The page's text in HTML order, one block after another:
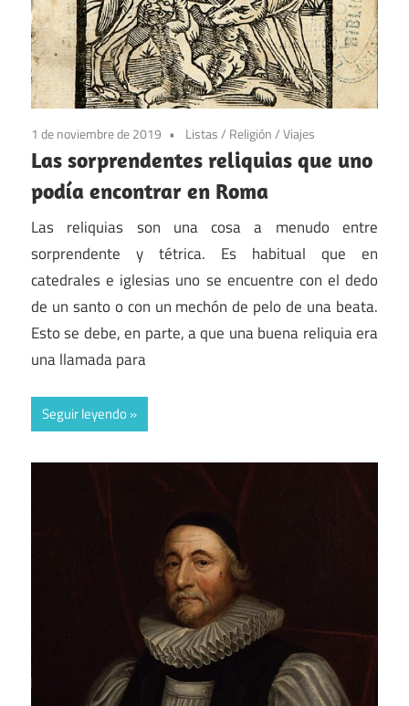
1 de noviembre de 2019 Listas/ Religión/Viajes
Las sorprendentes reliquias que uno
podía encontrar en Roma
Las reliquias son una cosa a menudo entre
sorprendente y tétrica. Es habitual que en
catedrales e iglesias uno se encuentre con el dedo
de un santo o con un mechón de pelo de una beata.
Esto se debe, en parte, a que una buena reliquia era
una llamada para
Seguir leyendo